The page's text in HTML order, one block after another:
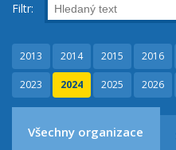
Filtr:
2013 2014 2015 2016
2023 2024 2025 2026
Všechny organizace